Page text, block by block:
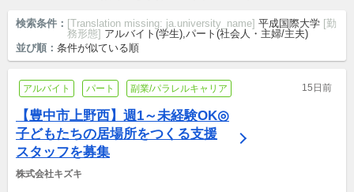
検索条件： [Translation missing: ja.university_name] 平成国際大学 [勤
務形態] アルバイト(学生),パート(社会人・主婦/主夫)
並び順： 条件が似ている順
アルバイト パート 副業/パラレルキャリア 15日前
【豊中市上野西】週1～未経験OK◎
子どもたちの居場所をつくる支援
スタッフを募集
株式会社キズキ